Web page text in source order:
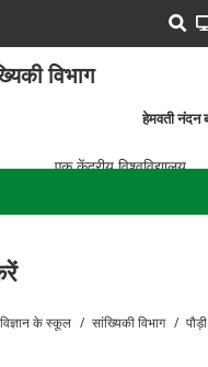
विभाग
नंदन बहुगुणा
विश्वविद्यालय
विज्ञान के स्कूल सांख्यिकी विभाग पौड़ी